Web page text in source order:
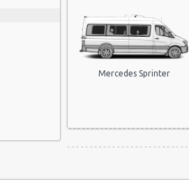
Mercedes Sprinter